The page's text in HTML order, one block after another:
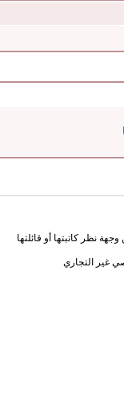
نظر كاتبتها أو قائلتها
غير التجاري